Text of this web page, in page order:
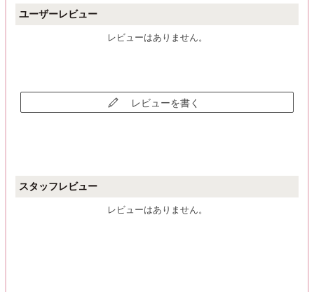
ユーザーレビュー
レビューはありません。
レビューを書く
スタッフレビュー
レビューはありません。